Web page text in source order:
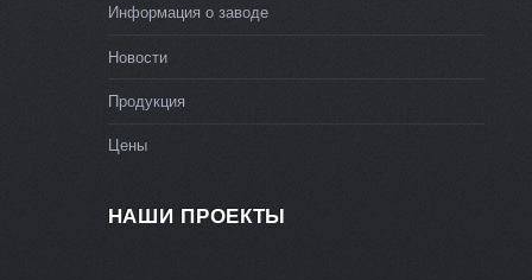
Информация о заводе
Новости
Продукция
Цены
НАШИ ПРОЕКТЫ